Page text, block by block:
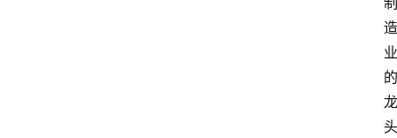
造
业
的
龙
头